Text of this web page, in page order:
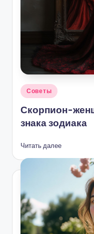
Опубликовано
Советы
Скорпион-
знака зодиака
Читать далее